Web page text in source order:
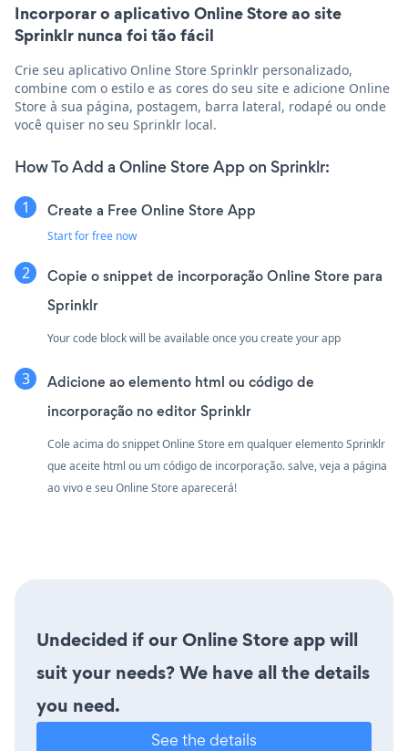
Incorporar o aplicativo Online Store ao site
Sprinklr nunca foi tão fácil
Crie seu aplicativo Online Store Sprinklr personalizado,
combine com o estilo e as cores do seu site e adicione Online
Store à sua página, postagem, barra lateral, rodapé ou onde
você quiser no seu Sprinklr local.
How To Add a Online Store App on Sprinklr:
Create a Free Online Store App
Start for free now
Copie o snippet de incorporação Online Store para
Sprinklr
Your code block will be available once you create your app
Adicione ao elemento html ou código de
incorporação no editor Sprinklr
Cole acima do snippet Online Store em qualquer elemento Sprinklr
que aceite html ou um código de incorporação. salve, veja a página
ao vivo e seu Online Store aparecerá!
Undecided if our Online Store app will
suit your needs? We have all the details
you need.
See the details